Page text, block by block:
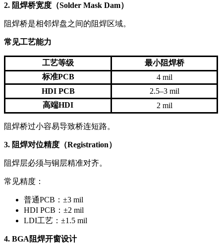
2. 阻焊桥宽度（Solder Mask Dam）
阻焊桥是相邻焊盘之间的阻焊区域。
常见工艺能力
工艺等级
最小阻焊桥
标准PCB
4 mil
HDI PCB
2.5–3 mil
高端HDI
2 mil
阻焊桥过小容易导致桥连短路。
3. 阻焊对位精度（Registration）
阻焊层必须与铜层精准对齐。
常见精度：
普通PCB：±3 mil
HDI PCB：±2 mil
LDI工艺：±1.5 mil
4. BGA阻焊开窗设计